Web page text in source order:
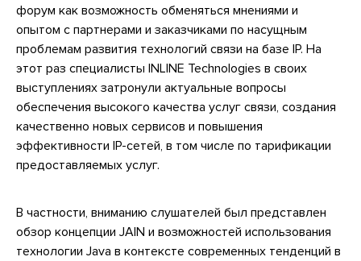
форум как возможность обменяться мнениями и
опытом с партнерами и заказчиками по насущным
проблемам развития технологий связи на базе IP. На
этот раз специалисты INLINE Technologies в своих
выступлениях затронули актуальные вопросы
обеспечения высокого качества услуг связи, создания
качественно новых сервисов и повышения
эффективности IP-сетей, в том числе по тарификации
предоставляемых услуг.
В частности, вниманию слушателей был представлен
обзор концепции JAIN и возможностей использования
технологии Java в контексте современных тенденций в